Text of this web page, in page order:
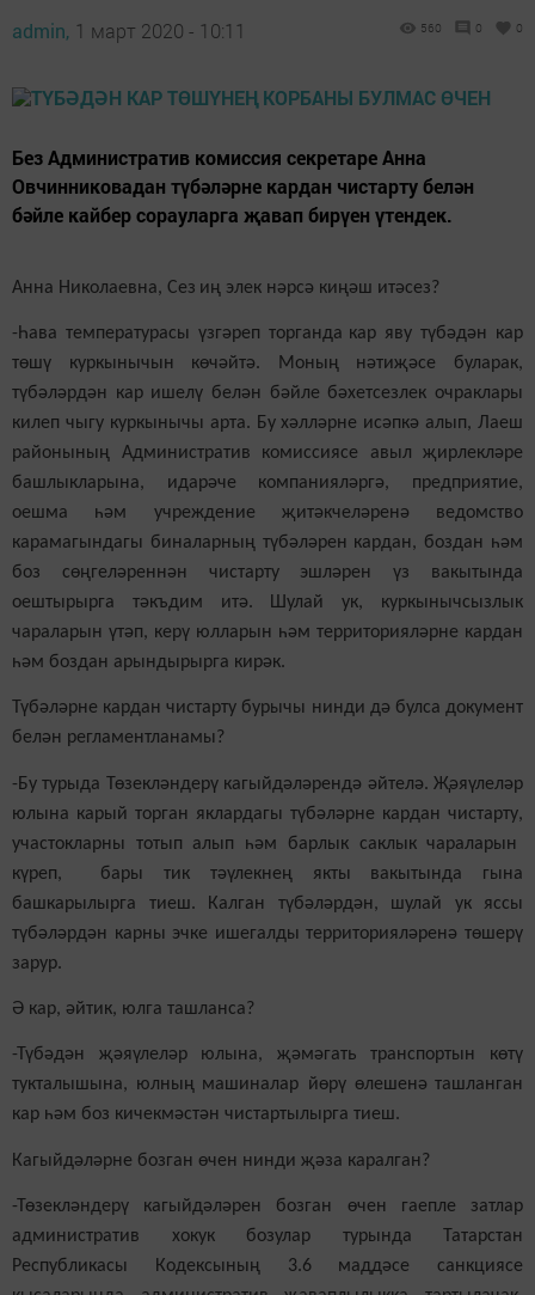
admin, 1 март 2020 - 10:11 560 0 0
Без Административ комиссия секретаре Анна
Овчинниковадан түбәләрне кардан чистарту белән
бәйле кайбер сорауларга җавап бирүен үтендек.
Анна Николаевна, Сез иң элек нәрсә киңәш итәсез?
-Һава температурасы үзгәреп торганда кар яву түбәдән кар
төшү куркынычын көчәйтә. Моның нәтиҗәсе буларак,
түбәләрдән кар ишелү белән бәйле бәхетсезлек очраклары
килеп чыгукуркынычы арта. Бу хәлләрне исәпкә алып, Лаеш
районының Административ комиссиясе авыл җирлекләре
башлыкларына, идарәче компанияләргә, предприятие,
оешма һәм учреждение җитәкчеләренә ведомство
карамагындагы биналарның түбәләрен кардан, боздан һәм
боз сөңгеләреннән чистарту эшләренүз вакытында
оештырырга тәкъдим итә. Шулай ук, куркынычсызлык
чараларын үтәп, керү юлларын һәм территорияләрне кардан
һәм боздан арындырырга кирәк.
Түбәләрне кардан чистарту бурычы нинди дә булса документ
белән регламентланамы?
-Бу турыда Төзекләндерү кагыйдәләрендә әйтелә. Җәяүлеләр
юлына карый торган яклардагы түбәләрне кардан чистарту,
участокларны тотып алып һәм барлык саклык чараларын
күреп, бары тик тәүлекнең якты вакытында гына
башкарылырга тиеш. Калган түбәләрдән, шулай ук яссы
түбәләрдән карны эчке ишегалды территорияләренә төшерү
зарур.
Ә кар, әйтик, юлга ташланса?
-Түбәдән җәяүлеләр юлына, җәмәгать транспортын көтү
тукталышына, юлның машиналар йөрү өлешенә ташланган
кар һәм боз кичекмәстән чистартылырга тиеш.
Кагыйдәләрне бозган өчен нинди җәза каралган?
-Төзекләндерү кагыйдәләрен бозган өчен гаепле затлар
административ хокук бозулар турында Татарстан
Республикасы Кодексының 3.6 маддәсе санкциясе